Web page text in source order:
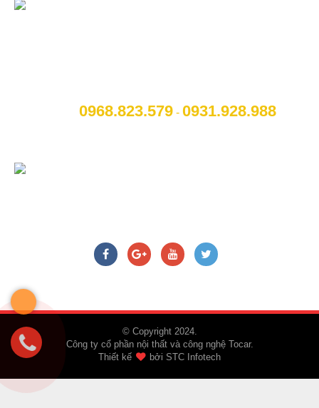
0968.823.579 - 0931.928.988
© Copyright 2024.
Công ty cổ phần nội thất và công nghệ Tocar.
Thiết kế
bởi STC Infotech